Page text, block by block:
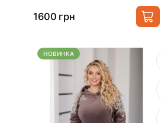
1600 грн
НОВИНКА